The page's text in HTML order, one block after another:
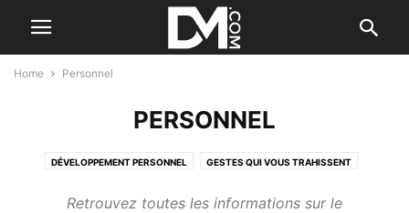
Home Personnel
PERSONNEL
DÉVELOPPEMENT PERSONNEL GESTES QUI VOUS TRAHISSENT
Retrouvez toutes les informations sur le